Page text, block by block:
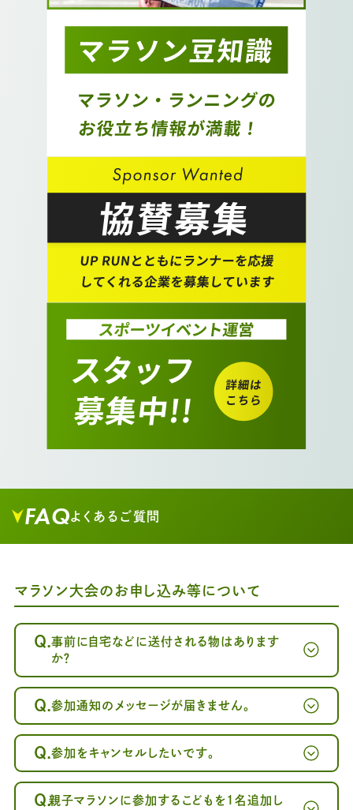
FAQよくあるご質問
マラソン大会のお申し込み等について
Q.事前に自宅などに送付される物はあります
か？
Q.参加通知のメッセージが届きません。
が届かない方へ～
Q.参加をキャンセルしたいです。
Q.親子マラソンに参加するこどもを1名追加し